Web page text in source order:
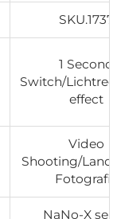
SKU.1737
1 Second
Switch/
effect
Video
Shooting/
Fotografie
NaNo-X